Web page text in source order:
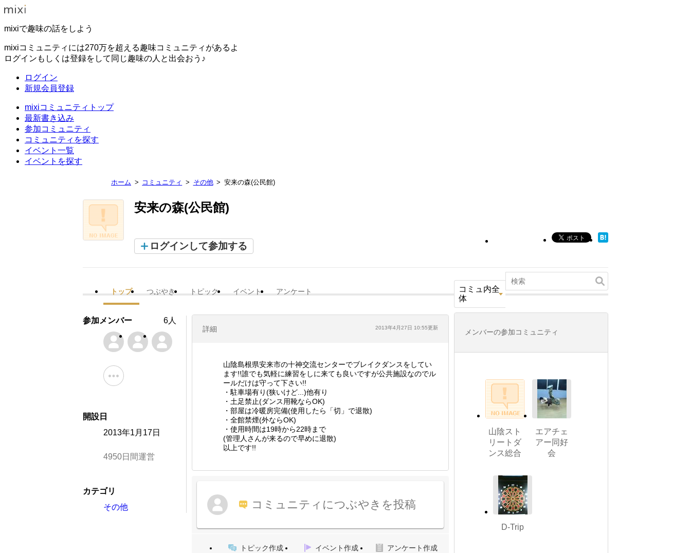
mixiで趣味の話をしよう
mixiコミュニティには270万を超える趣味コミュニティがあるよ
ログインもしくは登録をして同じ趣味の人と出会おう♪
ログイン
新規会員登録
mixiコミュニティトップ
最新書き込み
参加コミュニティ
コミュニティを探す
イベント一覧
イベントを探す
ホーム コミュニティ その他 安来の森(公民館)
安来の森(公民館)
ログインして参加する
トップ つぶやき トピック イベント アンケート
コミュ内全
体
詳細 2013年4月27日 10:55更新
山陰島根県安来市の十神交流センターでブレイクダンスをしてい
ます!!誰でも気軽に練習をしに来ても良いですが公共施設なのでル
ールだけは守って下さい!!
・駐車場有り(狭いけど...)他有り
・土足禁止(ダンス用靴ならOK)
・部屋は冷暖房完備(使用したら「切」で退散)
・全館禁煙(外ならOK)
・使用時間は19時から22時まで
(管理人さんが来るので早めに退散)
以上です!!
コミュニティにつぶやきを投稿
トピック作成 イベント作成 アンケート作成
参加メンバー 6人
開設日
2013年1月17日
4950日間運営
カテゴリ
その他
メンバーの参加コミュニティ
山陰スト
リートダ
ンス総合
エアチェ
アー同好
会
D-Trip